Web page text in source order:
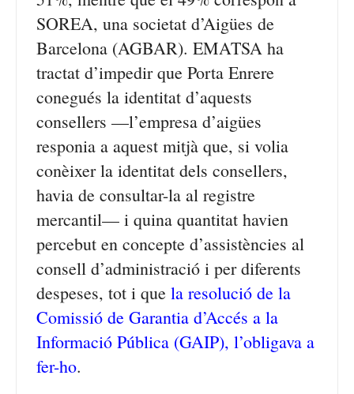
SOREA, una societat d’Aigües de
Barcelona (AGBAR). EMATSA ha
tractat d’impedir que Porta Enrere
conegués la identitat d’aquests
consellers —l’empresa d’aigües
responia a aquest mitjà que, si volia
conèixer la identitat dels consellers,
havia de consultar-la al registre
mercantil— i quina quantitat havien
percebut en concepte d’assistències al
consell d’administració i per diferents
despeses, tot i que la resolució de la
Comissió de Garantia d’Accés a la
Informació Pública (GAIP), l’obligava a
fer-ho.